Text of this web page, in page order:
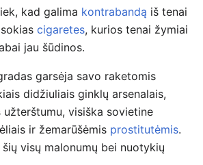
kad galima kontrabandą iš tenai
cigaretes, kurios tenai žymiai
jau šūdinos.
garsėja savo raketomis
didžiuliais ginklų arsenalais,
visiška sovietine
ir žemarūšėmis prostitutėmis.
visų malonumų bei nuotykių